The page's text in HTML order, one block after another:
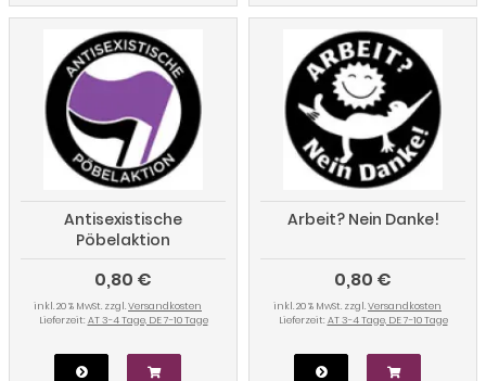
Antisexistische
Pöbelaktion
0,80 €
inkl. 20 % MwSt. zzgl.Versandkosten
Lieferzeit: AT 3-4 Tage, DE 7-10 Tage
Arbeit? Nein Danke!
0,80 €
inkl. 20 % MwSt. zzgl.Versandkosten
Lieferzeit: AT 3-4 Tage, DE 7-10 Tage